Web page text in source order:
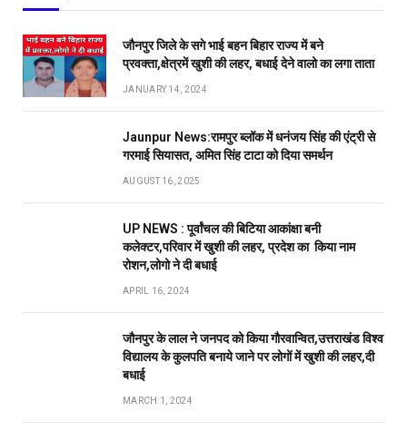
जौनपुर जिले के सगे भाई बहन बिहार राज्य में बने
प्रवक्ता,क्षेत्रमें खुशी की लहर, बधाई देने वालो का लगा ताता
JANUARY 14, 2024
Jaunpur News:रामपुर ब्लॉक में धनंजय सिंह की एंट्री से
गरमाई सियासत, अमित सिंह टाटा को दिया समर्थन
AUGUST 16, 2025
UP NEWS : पूर्वांचल की बिटिया आकांक्षा बनी
कलेक्टर,परिवार में खुशी की लहर, प्रदेश का किया नाम
रोशन,लोगो ने दी बधाई
APRIL 16, 2024
जौनपुर के लाल ने जनपद को किया गौरवान्वित,उत्तराखंड विश्व
विद्यालय के कुलपति बनाये जाने पर लोगों में खुशी की लहर,दी
बधाई
MARCH 1, 2024